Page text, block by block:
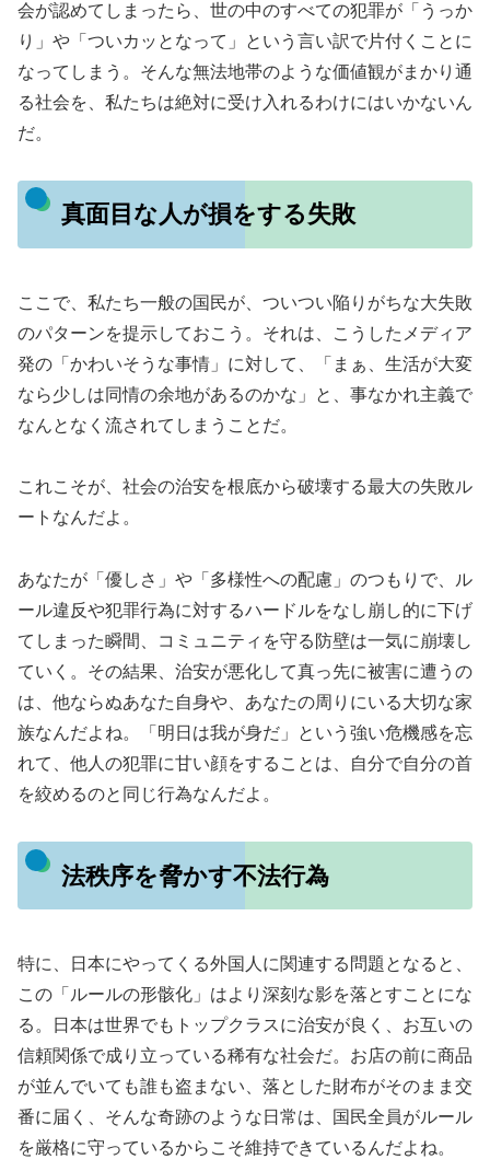
会が認めてしまったら、世の中のすべての犯罪が「うっか
り」や「ついカッとなって」という言い訳で片付くことに
なってしまう。そんな無法地帯のような価値観がまかり通
る社会を、私たちは絶対に受け入れるわけにはいかないん
だ。
真面目な人が損をする失敗
ここで、私たち一般の国民が、ついつい陥りがちな大失敗
のパターンを提示しておこう。それは、こうしたメディア
発の「かわいそうな事情」に対して、「まぁ、生活が大変
なら少しは同情の余地があるのかな」と、事なかれ主義で
なんとなく流されてしまうことだ。
これこそが、社会の治安を根底から破壊する最大の失敗ル
ートなんだよ。
あなたが「優しさ」や「多様性への配慮」のつもりで、ル
ール違反や犯罪行為に対するハードルをなし崩し的に下げ
てしまった瞬間、コミュニティを守る防壁は一気に崩壊し
ていく。その結果、治安が悪化して真っ先に被害に遭うの
は、他ならぬあなた自身や、あなたの周りにいる大切な家
族なんだよね。「明日は我が身だ」という強い危機感を忘
れて、他人の犯罪に甘い顔をすることは、自分で自分の首
を絞めるのと同じ行為なんだよ。
法秩序を脅かす不法行為
特に、日本にやってくる外国人に関連する問題となると、
この「ルールの形骸化」はより深刻な影を落とすことにな
る。日本は世界でもトップクラスに治安が良く、お互いの
信頼関係で成り立っている稀有な社会だ。お店の前に商品
が並んでいても誰も盗まない、落とした財布がそのまま交
番に届く、そんな奇跡のような日常は、国民全員がルール
を厳格に守っているからこそ維持できているんだよね。